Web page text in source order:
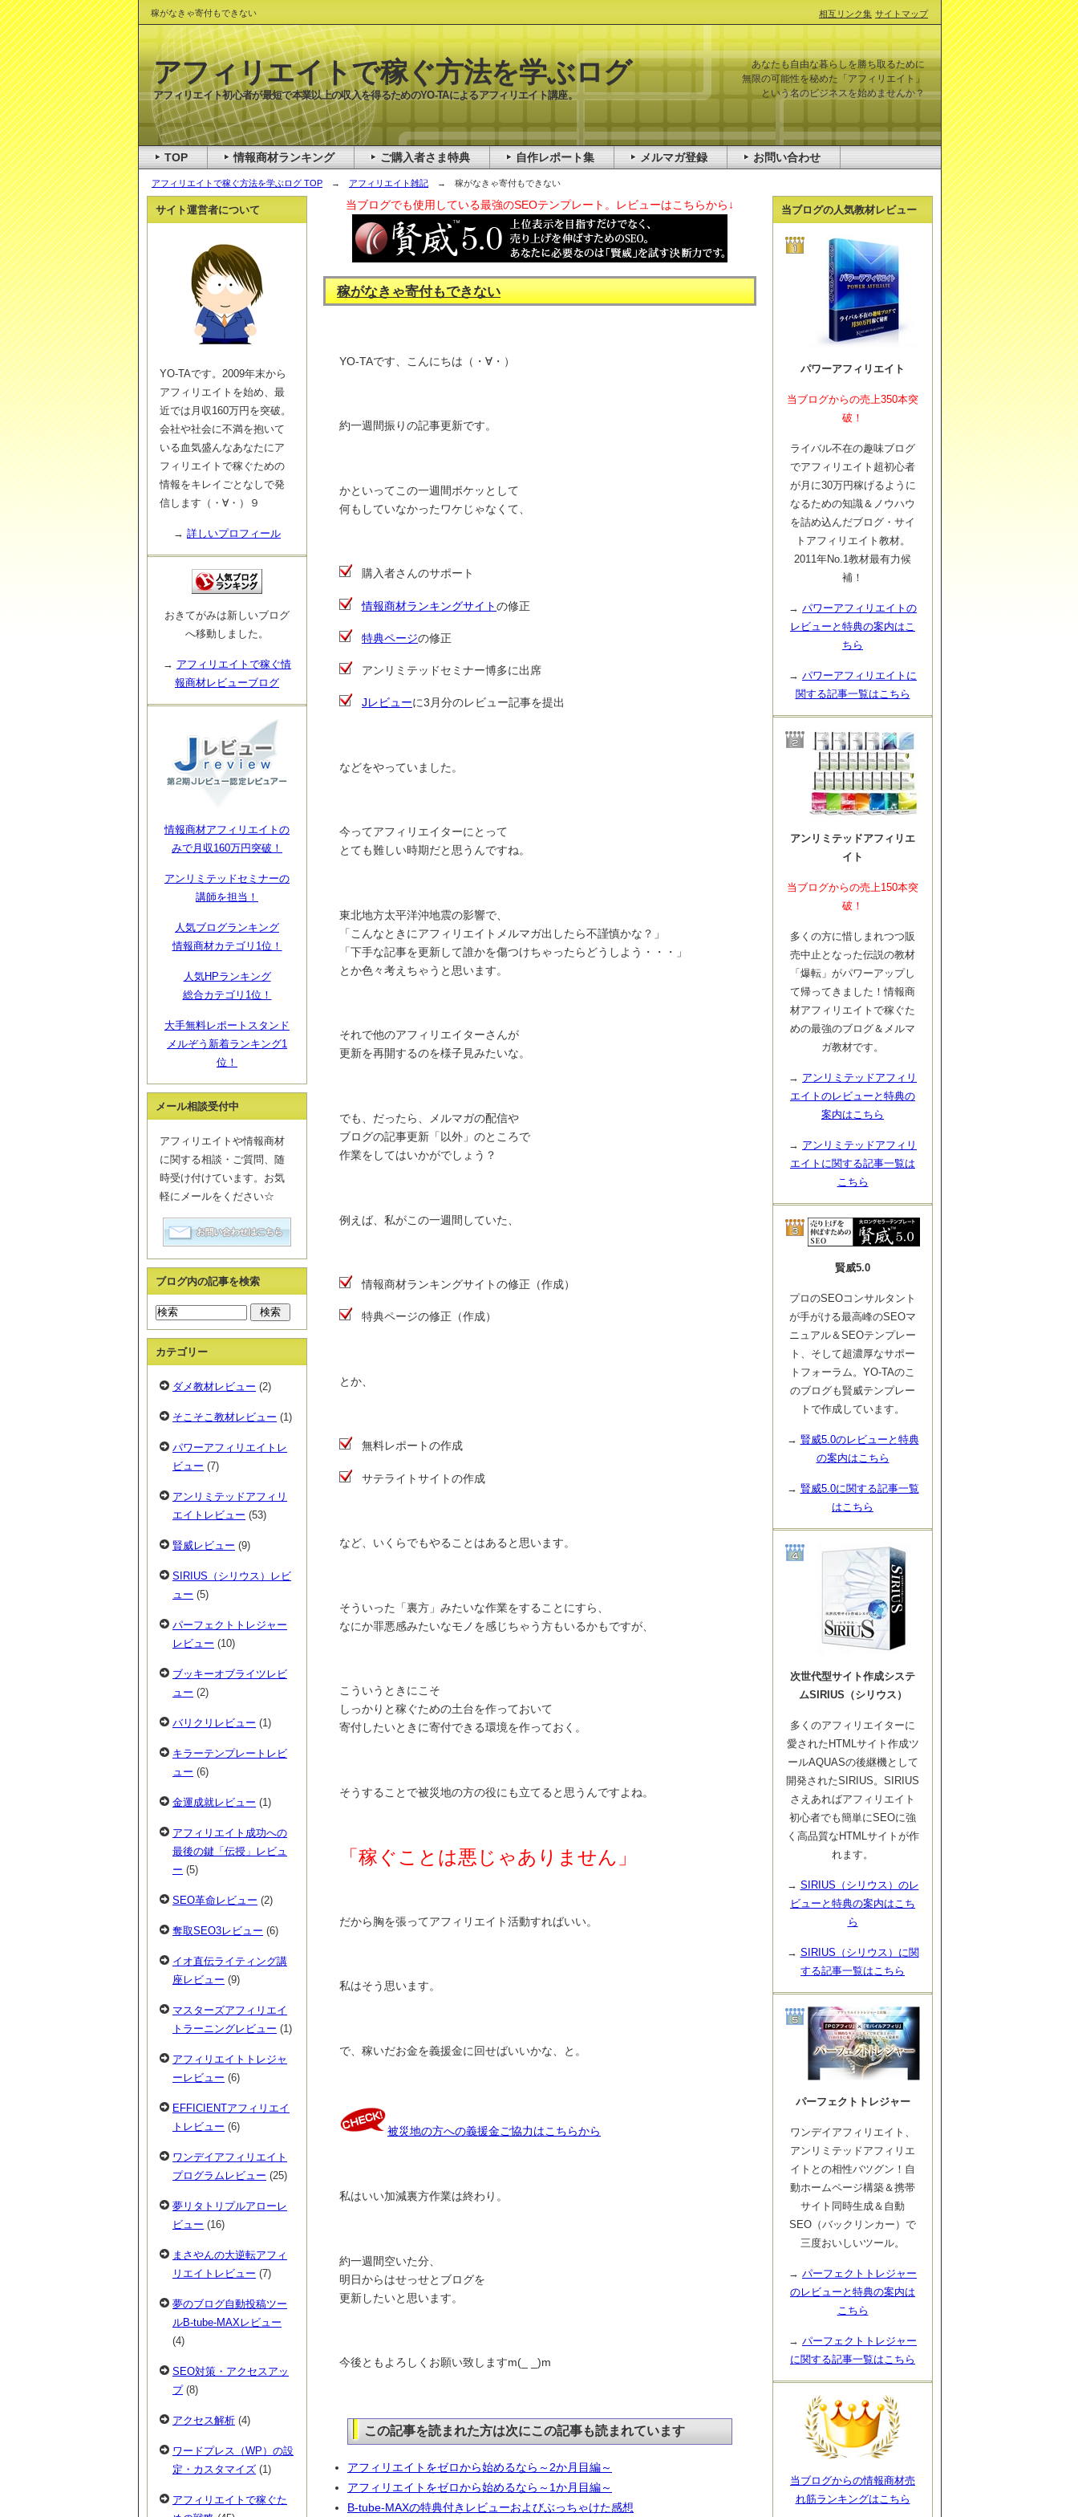
稼がなきゃ寄付もできない
アフィリエイトで稼ぐ方法を学ぶログ TOP → アフィリエイト雑記 → 稼がなきゃ寄付もできない
当ブログでも使用している最強のSEOテンプレート。レビューはこちらから↓
稼がなきゃ寄付もできない
YO-TAです、こんにちは（・∀・）
約一週間振りの記事更新です。
かといってこの一週間ボケッとして
何もしていなかったワケじゃなくて、
購入者さんのサポート
情報商材ランキングサイトの修正
特典ページの修正
アンリミテッドセミナー博多に出席
Jレビューに3月分のレビュー記事を提出
などをやっていました。
今ってアフィリエイターにとって
とても難しい時期だと思うんですね。
東北地方太平洋沖地震の影響で、
「こんなときにアフィリエイトメルマガ出したら不謹慎かな？」
「下手な記事を更新して誰かを傷つけちゃったらどうしよう・・・」
とか色々考えちゃうと思います。
それで他のアフィリエイターさんが
更新を再開するのを様子見みたいな。
でも、だったら、メルマガの配信や
ブログの記事更新「以外」のところで
作業をしてはいかがでしょう？
例えば、私がこの一週間していた、
情報商材ランキングサイトの修正（作成）
特典ページの修正（作成）
とか、
無料レポートの作成
サテライトサイトの作成
など、いくらでもやることはあると思います。
そういった「裏方」みたいな作業をすることにすら、
なにか罪悪感みたいなモノを感じちゃう方もいるかもですが、
こういうときにこそ
しっかりと稼ぐための土台を作っておいて
寄付したいときに寄付できる環境を作っておく。
そうすることで被災地の方の役にも立てると思うんですよね。
「稼ぐことは悪じゃありません」
だから胸を張ってアフィリエイト活動すればいい。
私はそう思います。
で、稼いだお金を義援金に回せばいいかな、と。
被災地の方への義援金ご協力はこちらから
私はいい加減裏方作業は終わり。
約一週間空いた分、
明日からはせっせとブログを
更新したいと思います。
今後ともよろしくお願い致しますm(_ _)m
この記事を読まれた方は次にこの記事も読まれています
アフィリエイトをゼロから始めるなら～2か月目編～
アフィリエイトをゼロから始めるなら～1か月目編～
B-tube-MAXの特典付きレビューおよびぶっちゃけた感想
サイト運営者について
YO-TAです。2009年末から
アフィリエイトを始め、最
近では月収160万円を突破。
会社や社会に不満を抱いて
いる血気盛んなあなたにア
フィリエイトで稼ぐための
情報をキレイごとなしで発
信します（・∀・）９
→ 詳しいプロフィール
おきてがみは新しいブログ
へ移動しました。
→ アフィリエイトで稼ぐ情
報商材レビューブログ
情報商材アフィリエイトの
みで月収160万円突破！
アンリミテッドセミナーの
講師を担当！
人気ブログランキング
情報商材カテゴリ1位！
人気HPランキング
総合カテゴリ1位！
大手無料レポートスタンド
メルぞう新着ランキング1
位！
メール相談受付中
アフィリエイトや情報商材
に関する相談・ご質問、随
時受け付けています。お気
軽にメールをください☆
ブログ内の記事を検索
カテゴリー
ダメ教材レビュー (2)
そこそこ教材レビュー (1)
パワーアフィリエイトレ
ビュー (7)
アンリミテッドアフィリ
エイトレビュー (53)
賢威レビュー (9)
SIRIUS（シリウス）レビ
ュー (5)
パーフェクトトレジャー
レビュー (10)
ブッキーオブライツレビ
ュー (2)
バリクリレビュー (1)
キラーテンプレートレビ
ュー (6)
金運成就レビュー (1)
アフィリエイト成功への
最後の鍵「伝授」レビュ
ー (5)
SEO革命レビュー (2)
奪取SEO3レビュー (6)
イオ直伝ライティング講
座レビュー (9)
マスターズアフィリエイ
トラーニングレビュー (1)
アフィリエイトトレジャ
ーレビュー (6)
EFFICIENTアフィリエイ
トレビュー (6)
ワンデイアフィリエイト
プログラムレビュー (25)
夢リタトリプルアローレ
ビュー (16)
まさやんの大逆転アフィ
リエイトレビュー (7)
夢のブログ自動投稿ツー
ルB-tube-MAXレビュー
(4)
SEO対策・アクセスアッ
プ(8)
アクセス解析 (4)
ワードプレス（WP）の設
定・カスタマイズ (1)
アフィリエイトで稼ぐた
当ブログの人気教材レビュー
パワーアフィリエイト
当ブログからの売上350本突
破！
ライバル不在の趣味ブログ
でアフィリエイト超初心者
が月に30万円稼げるように
なるための知識＆ノウハウ
を詰め込んだブログ・サイ
トアフィリエイト教材。
2011年No.1教材最有力候
補！
→ パワーアフィリエイトの
レビューと特典の案内はこ
ちら
→ パワーアフィリエイトに
関する記事一覧はこちら
アンリミテッドアフィリエ
イト
当ブログからの売上150本突
破！
多くの方に惜しまれつつ販
売中止となった伝説の教材
「爆転」がパワーアップし
て帰ってきました！情報商
材アフィリエイトで稼ぐた
めの最強のブログ＆メルマ
ガ教材です。
→ アンリミテッドアフィリ
エイトのレビューと特典の
案内はこちら
→ アンリミテッドアフィリ
エイトに関する記事一覧は
こちら
賢威5.0
プロのSEOコンサルタント
が手がける最高峰のSEOマ
ニュアル＆SEOテンプレー
ト、そして超濃厚なサポー
トフォーラム。YO-TAのこ
のブログも賢威テンプレー
トで作成しています。
→ 賢威5.0のレビューと特典
の案内はこちら
→ 賢威5.0に関する記事一覧
はこちら
次世代型サイト作成システ
ムSIRIUS（シリウス）
多くのアフィリエイターに
愛されたHTMLサイト作成ツ
ールAQUASの後継機として
開発されたSIRIUS。SIRIUS
さえあればアフィリエイト
初心者でも簡単にSEOに強
く高品質なHTMLサイトが作
れます。
→ SIRIUS（シリウス）のレ
ビューと特典の案内はこち
ら
→ SIRIUS（シリウス）に関
する記事一覧はこちら
パーフェクトトレジャー
ワンデイアフィリエイト、
アンリミテッドアフィリエ
イトとの相性バツグン！自
動ホームページ構築＆携帯
サイト同時生成＆自動
SEO（バックリンカー）で
三度おいしいツール。
→ パーフェクトトレジャー
のレビューと特典の案内は
こちら
→ パーフェクトトレジャー
に関する記事一覧はこちら
当ブログからの情報商材売
れ筋ランキングはこちら
アフィリエイトで稼ぐ方法を学ぶログ
アフィリエイト初心者が最短で本業以上の収入を得るためのYO-TAによるアフィリエイト講座。
あなたも自由な暮らしを勝ち取るために
無限の可能性を秘めた「アフィリエイト」
という名のビジネスを始めませんか？
相互リンク集 サイトマップ
TOP 情報商材ランキング ご購入者さま特典 自作レポート集 メルマガ登録 お問い合わせ